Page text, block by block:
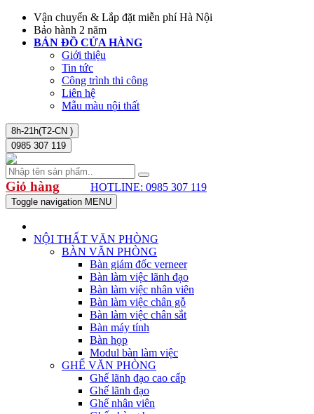
Vận chuyển & Lắp đặt miễn phí Hà Nội
Bảo hành 2 năm
BẢN ĐỒ CỬA HÀNG
Giới thiệu
Tin tức
Công trình thi công
Liên hệ
Mẫu màu nội thất
8h-21h(T2-CN )
0985 307 119
Giỏ hàng HOTLINE: 0985 307 119
Toggle navigation MENU
NỘI THẤT VĂN PHÒNG
BÀN VĂN PHÒNG
Bàn giám đốc verneer
Bàn làm việc lãnh đạo
Bàn làm việc nhân viên
Bàn làm việc chân gỗ
Bàn làm việc chân sắt
Bàn máy tính
Bàn họp
Modul bàn làm việc
GHẾ VĂN PHÒNG
Ghế lãnh đạo cao cấp
Ghế lãnh đạo
Ghế nhân viên